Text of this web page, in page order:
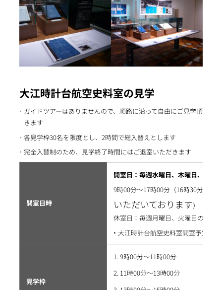
大江時計台航空史料室の見学
ガイドツアーはありませんので、順路に沿って自由にご見学頂
きます
各見学枠30名を限度とし、2時間で総入替えとします
完全入替制のため、見学終了時間にはご退室いただきます
開室日時
開室日：毎週水曜日、木曜日、金曜
9時00分～17時00分（16時30分
いただいております）
休室日：毎週月曜日、火曜日の他、
大江時計台航空史料室開室予定カ
見学枠
9時00分～11時00分
11時00分～13時00分